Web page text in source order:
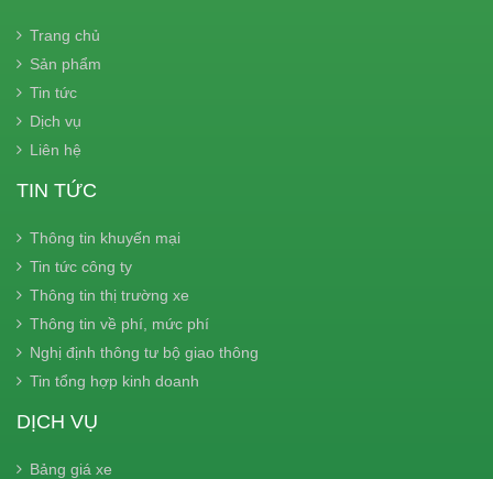
Trang chủ
Sản phẩm
Tin tức
Dịch vụ
Liên hệ
TIN TỨC
Thông tin khuyến mại
Tin tức công ty
Thông tin thị trường xe
Thông tin về phí, mức phí
Nghị định thông tư bộ giao thông
Tin tổng hợp kinh doanh
DỊCH VỤ
Bảng giá xe